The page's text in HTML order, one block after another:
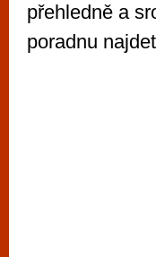
přehledně a
poradnu